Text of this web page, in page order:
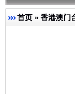
首页 » 香港澳门